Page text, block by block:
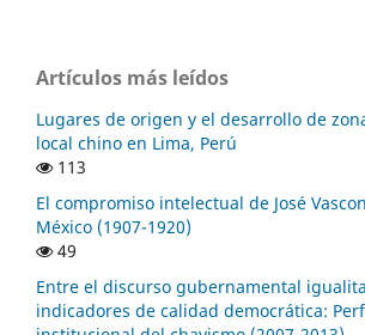
Artículos más leídos
Lugares de origen y el desarrollo de
local chino en Lima, Perú
113
El compromiso intelectual de José
México (1907-1920)
49
Entre el discurso gubernamental
indicadores de calidad democrática: